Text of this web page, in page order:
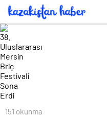
151 okunma